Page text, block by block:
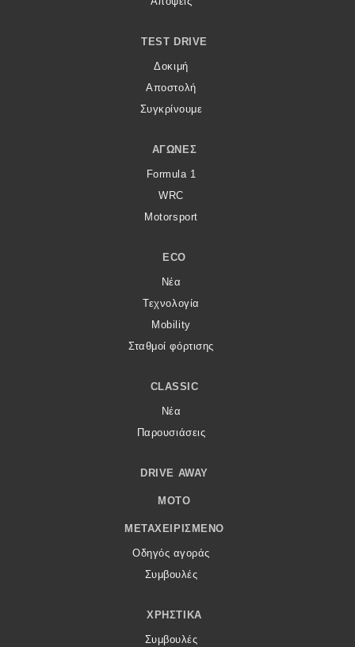
TEST DRIVE
Δοκιμή
Αποστολή
Συγκρίνουμε
ΑΓΏΝΕΣ
Formula 1
WRC
Motorsport
ECO
Νέα
Τεχνολογία
Mobility
Σταθμοί φόρτισης
CLASSIC
Νέα
Παρουσιάσεις
DRIVE AWAY
MOTO
ΜΕΤΑΧΕΙΡΙΣΜΈΝΟ
Οδηγός αγοράς
Συμβουλές
ΧΡΗΣΤΙΚΆ
Συμβουλές